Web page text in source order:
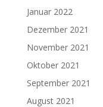
Januar 2022
Dezember 2021
November 2021
Oktober 2021
September 2021
August 2021